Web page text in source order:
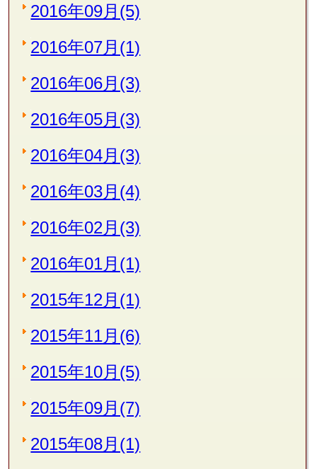
2016年09月(5)
2016年07月(1)
2016年06月(3)
2016年05月(3)
2016年04月(3)
2016年03月(4)
2016年02月(3)
2016年01月(1)
2015年12月(1)
2015年11月(6)
2015年10月(5)
2015年09月(7)
2015年08月(1)